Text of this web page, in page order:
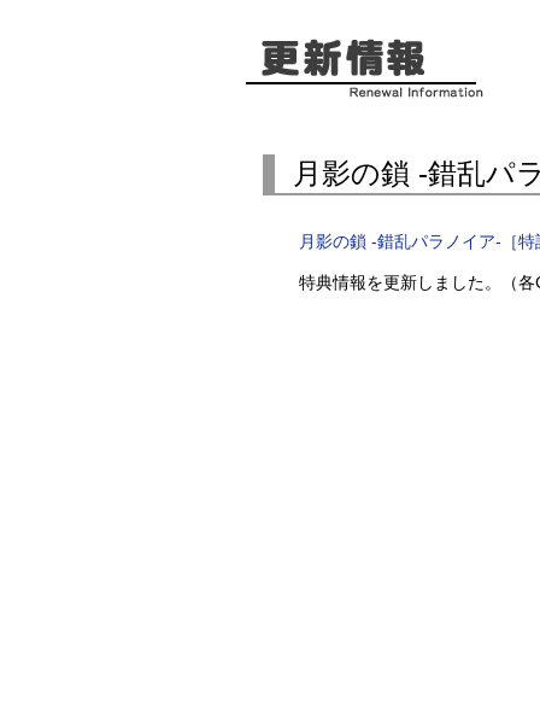
月影の鎖 -錯乱パ
月影の鎖 -錯乱パラノイア-［
特典情報を更新しました。（